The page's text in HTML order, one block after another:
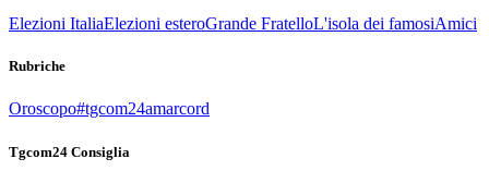
Elezioni ItaliaElezioni esteroGrande FratelloL'isola dei famosiAmici
Rubriche
Oroscopo#tgcom24amarcord
Tgcom24 Consiglia